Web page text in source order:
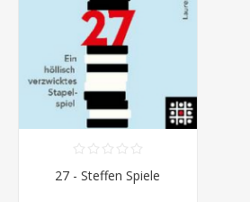
27 - Steffen Spiele